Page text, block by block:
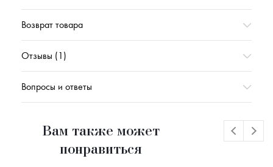
Возврат товара
Отзывы (1)
Вопросы и ответы
Вам также может
понравиться